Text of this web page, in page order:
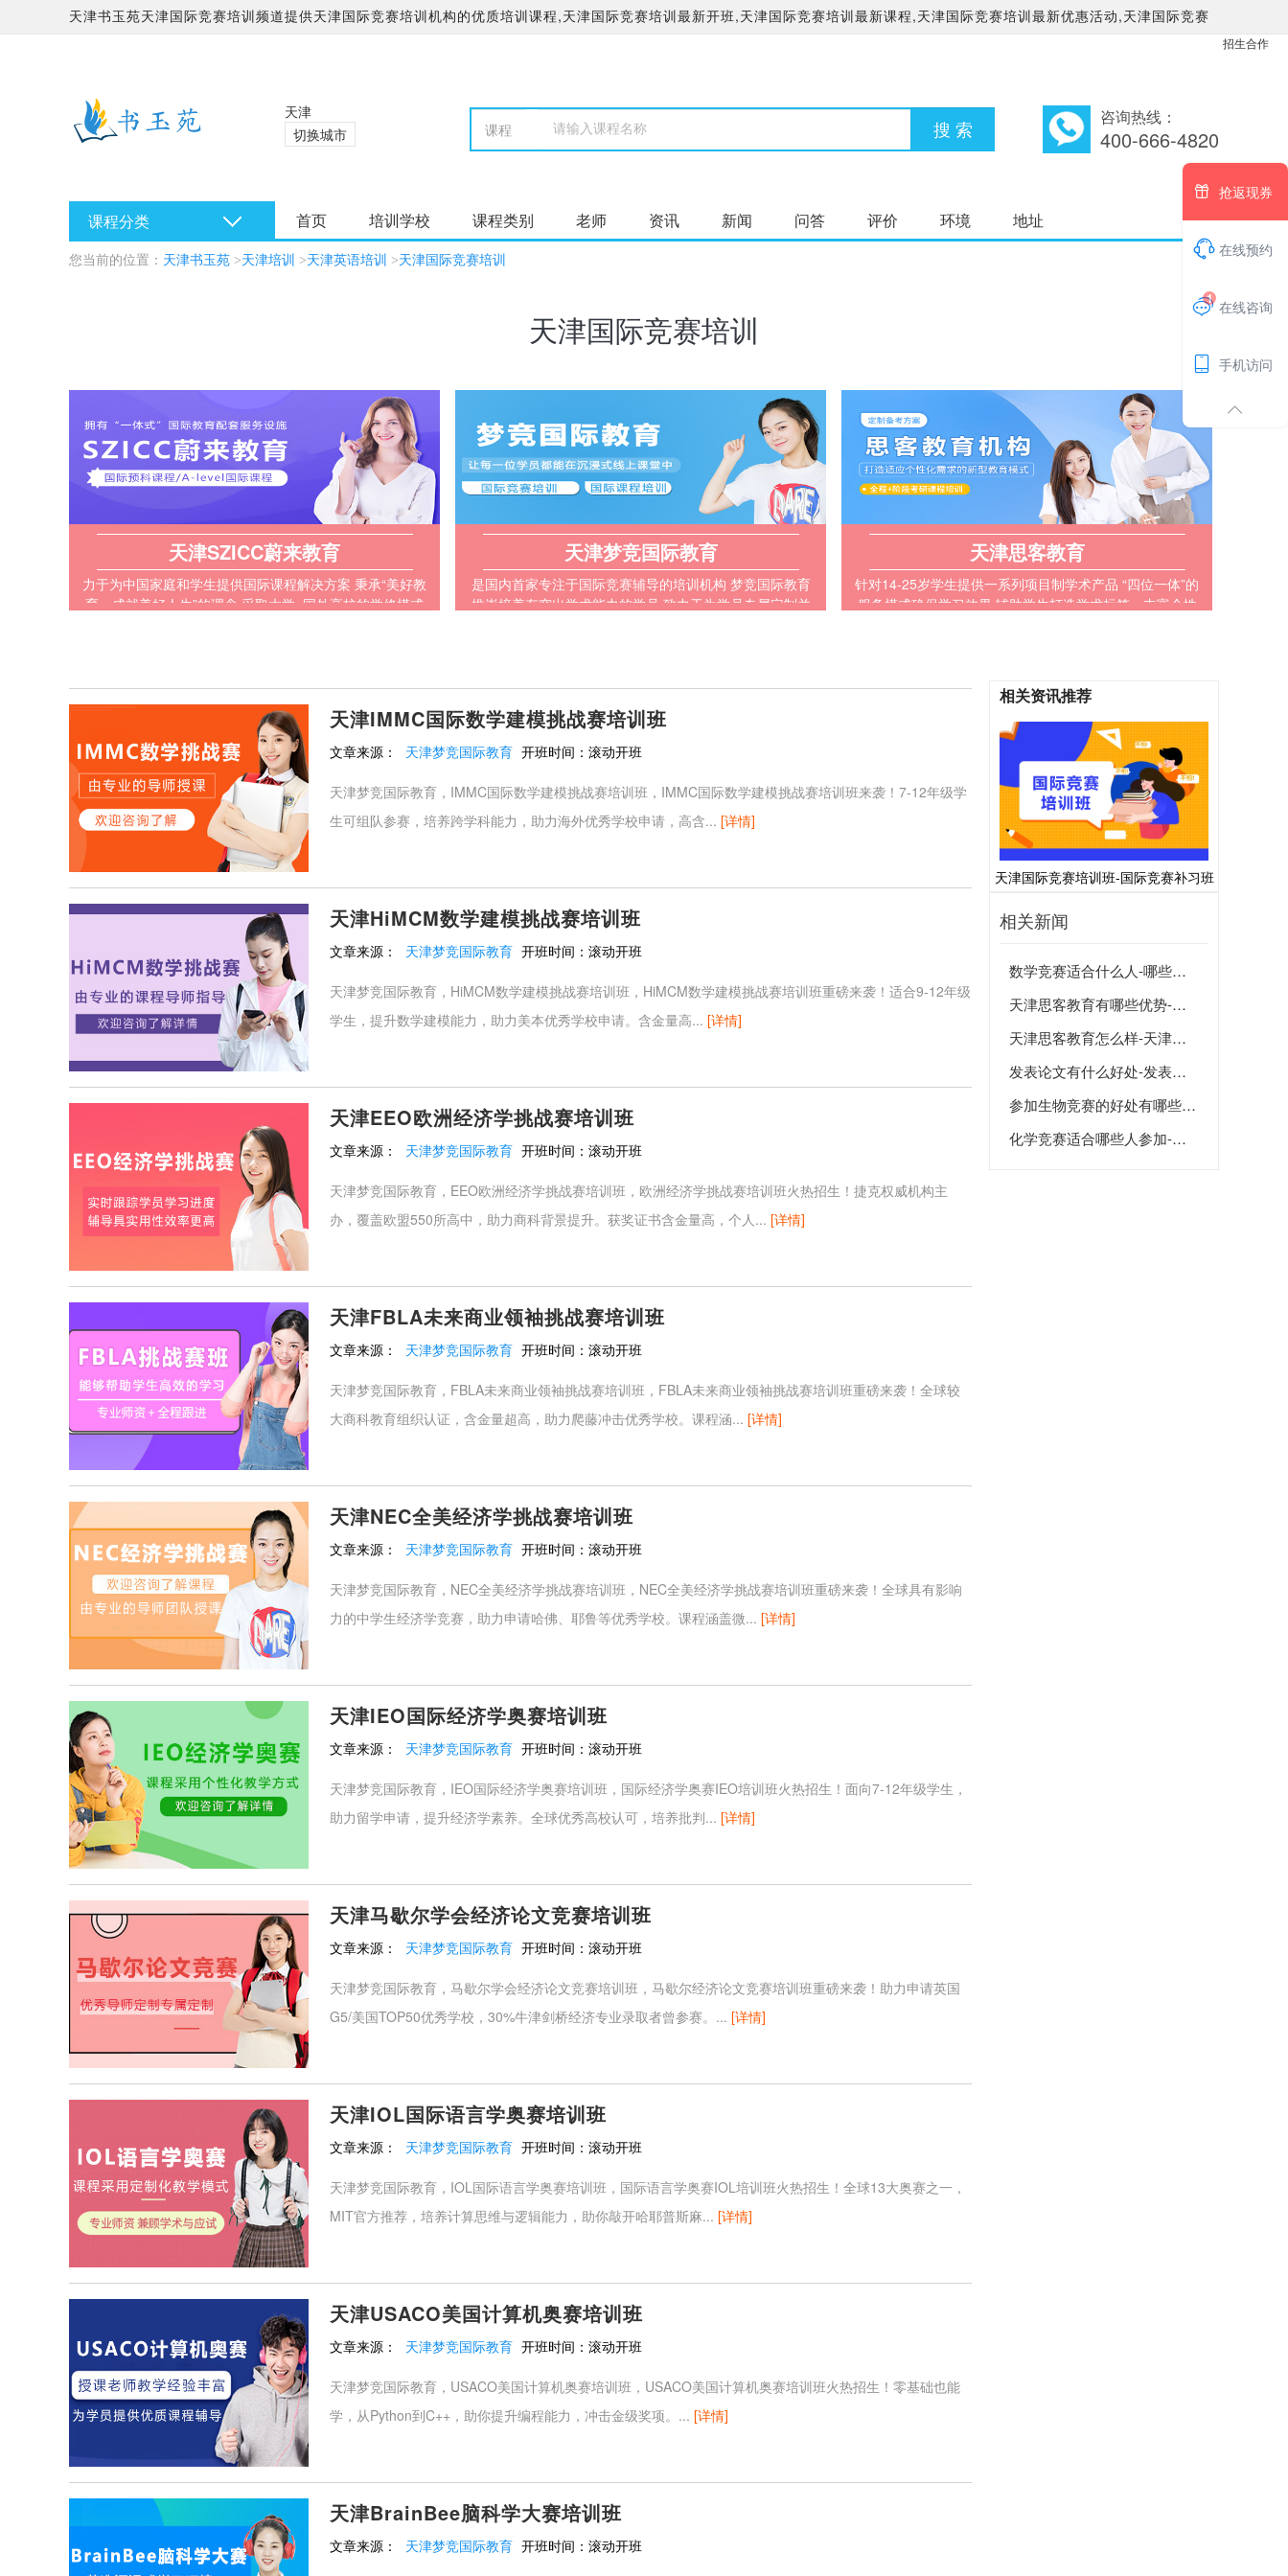
天津书玉苑天津国际竞赛培训频道提供天津国际竞赛培训机构的优质培训课程,天津国际竞赛培训最新开班,天津国际竞赛培训最新课程,天津国际竞赛培训最新优惠活动,天津国际竞赛
招生合作
天津
切换城市
咨询热线：
400-666-4820
课程分类 首页 培训学校 课程类别 老师 资讯 新闻 问答 评价 环境 地址
您当前的位置： 天津书玉苑 >天津培训 >天津英语培训 >天津国际竞赛培训
天津国际竞赛培训
天津SZICC蔚来教育
力于为中国家庭和学生提供国际课程解决方案 秉承“美好教
育，成就美好人生”的理念 采取大学+国外高校的学修模式
天津梦竞国际教育
是国内首家专注于国际竞赛辅导的培训机构 梦竞国际教育
推崇培养有突出学术能力的学员 致力于为学员专属定制并
天津思客教育
针对14-25岁学生提供一系列项目制学术产品 “四位一体”的
服务模式确保学习效果 辅助学生打造学术标签，丰富个性
天津IMMC国际数学建模挑战赛培训班
文章来源： 天津梦竞国际教育 开班时间： 滚动开班
天津梦竞国际教育，IMMC国际数学建模挑战赛培训班，IMMC国际数学建模挑战赛培训班来袭！7-12年级学
生可组队参赛，培养跨学科能力，助力海外优秀学校申请，高含... [详情]
天津HiMCM数学建模挑战赛培训班
文章来源： 天津梦竞国际教育 开班时间： 滚动开班
天津梦竞国际教育，HiMCM数学建模挑战赛培训班，HiMCM数学建模挑战赛培训班重磅来袭！适合9-12年级
学生，提升数学建模能力，助力美本优秀学校申请。含金量高... [详情]
天津EEO欧洲经济学挑战赛培训班
文章来源： 天津梦竞国际教育 开班时间： 滚动开班
天津梦竞国际教育，EEO欧洲经济学挑战赛培训班，欧洲经济学挑战赛培训班火热招生！捷克权威机构主
办，覆盖欧盟550所高中，助力商科背景提升。获奖证书含金量高，个人... [详情]
天津FBLA未来商业领袖挑战赛培训班
文章来源： 天津梦竞国际教育 开班时间： 滚动开班
天津梦竞国际教育，FBLA未来商业领袖挑战赛培训班，FBLA未来商业领袖挑战赛培训班重磅来袭！全球较
大商科教育组织认证，含金量超高，助力爬藤冲击优秀学校。课程涵... [详情]
天津NEC全美经济学挑战赛培训班
文章来源： 天津梦竞国际教育 开班时间： 滚动开班
天津梦竞国际教育，NEC全美经济学挑战赛培训班，NEC全美经济学挑战赛培训班重磅来袭！全球具有影响
力的中学生经济学竞赛，助力申请哈佛、耶鲁等优秀学校。课程涵盖微... [详情]
天津IEO国际经济学奥赛培训班
文章来源： 天津梦竞国际教育 开班时间： 滚动开班
天津梦竞国际教育，IEO国际经济学奥赛培训班，国际经济学奥赛IEO培训班火热招生！面向7-12年级学生，
助力留学申请，提升经济学素养。全球优秀高校认可，培养批判... [详情]
天津马歇尔学会经济论文竞赛培训班
文章来源： 天津梦竞国际教育 开班时间： 滚动开班
天津梦竞国际教育，马歇尔学会经济论文竞赛培训班，马歇尔经济论文竞赛培训班重磅来袭！助力申请英国
G5/美国TOP50优秀学校，30%牛津剑桥经济专业录取者曾参赛。... [详情]
天津IOL国际语言学奥赛培训班
文章来源： 天津梦竞国际教育 开班时间： 滚动开班
天津梦竞国际教育，IOL国际语言学奥赛培训班，国际语言学奥赛IOL培训班火热招生！全球13大奥赛之一，
MIT官方推荐，培养计算思维与逻辑能力，助你敲开哈耶普斯麻... [详情]
天津USACO美国计算机奥赛培训班
文章来源： 天津梦竞国际教育 开班时间： 滚动开班
天津梦竞国际教育，USACO美国计算机奥赛培训班，USACO美国计算机奥赛培训班火热招生！零基础也能
学，从Python到C++，助你提升编程能力，冲击金级奖项。... [详情]
天津BrainBee脑科学大赛培训班
文章来源： 天津梦竞国际教育 开班时间： 滚动开班
相关资讯推荐
天津国际竞赛培训班-国际竞赛补习班
相关新闻
数学竞赛适合什么人-哪些人适合参加数学竞赛
天津思客教育有哪些优势-天津思客教育好不好
天津思客教育怎么样-天津思客教育靠谱吗
发表论文有什么好处-发表论文有什么用
参加生物竞赛的好处有哪些-参加生物竞赛的意义是什么
化学竞赛适合哪些人参加-化学竞赛适合哪类学生
 抢返现券
 在线预约

1 在线咨询
 手机访问